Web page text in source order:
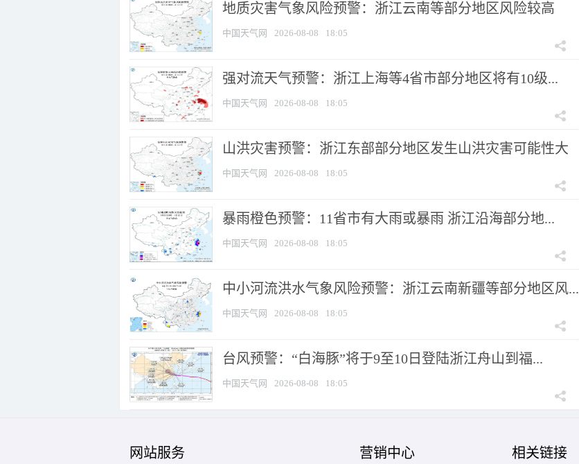
地质灾害气象风险预警：浙江云南等部分地区风险较高
中国天气网 2026-08-08 18:05
强对流天气预警：浙江上海等4省市部分地区将有10级...
中国天气网 2026-08-08 18:05
山洪灾害预警：浙江东部部分地区发生山洪灾害可能性大
中国天气网 2026-08-08 18:05
暴雨橙色预警：11省市有大雨或暴雨 浙江沿海部分地...
中国天气网 2026-08-08 18:05
中小河流洪水气象风险预警：浙江云南新疆等部分地区风...
中国天气网 2026-08-08 18:05
台风预警：“白海豚”将于9至10日登陆浙江舟山到福...
中国天气网 2026-08-08 18:05
网站服务 营销中心 相关链接